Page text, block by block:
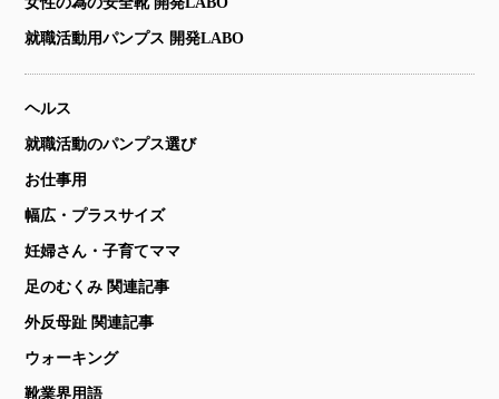
就職活動用パンプス 開発LABO
ヘルス
就職活動のパンプス選び
お仕事用
幅広・プラスサイズ
妊婦さん・子育てママ
足のむくみ 関連記事
外反母趾 関連記事
ウォーキング
靴業界用語